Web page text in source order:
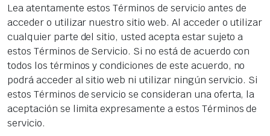
Lea atentamente estos Términos de servicio antes de
acceder o utilizar nuestro sitio web. Al acceder o utilizar
cualquier parte del sitio, usted acepta estar sujeto a
estos Términos de Servicio. Si no está de acuerdo con
todos los términos y condiciones de este acuerdo, no
podrá acceder al sitio web ni utilizar ningún servicio. Si
estos Términos de servicio se consideran una oferta, la
aceptación se limita expresamente a estos Términos de
servicio.